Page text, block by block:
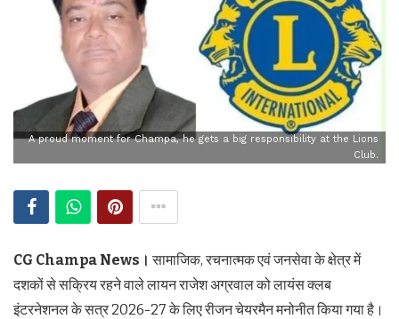
A proud moment for Champa, he gets a big responsibility at the Lions
Club.
CG Champa News। सामाजिक, रचनात्मक एवं जनसेवा के क्षेत्र में
दशकों से सक्रिय रहने वाले लायन राजेश अग्रवाल को लायंस क्लब
इंटरनेशनल के सत्र 2026-27 के लिए रीजन चेयरमैन मनोनीत किया गया है।